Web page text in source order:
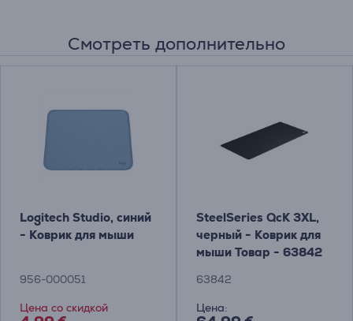
Смотреть дополнительно
Logitech Studio, синий
- Коврик для мыши
956-000051
Цена со скидкой
SteelSeries QcK 3XL,
черный - Коврик для
мыши Товар - 63842
63842
Цена: